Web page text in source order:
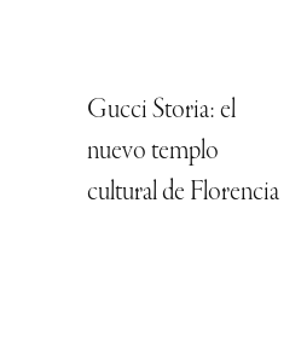
Gucci Storia: el
nuevo templo
cultural de Florencia